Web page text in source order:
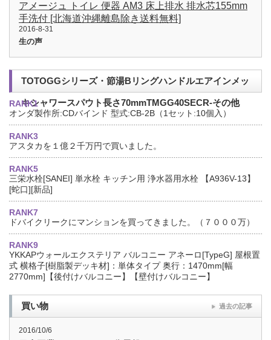
アメージュ トイレ 便器 AM3 床上排水 排水芯155mm
手洗付 [北海道沖縄離島除き送料無料]
2016-8-31
生の声
TOTOGGシリーズ・節湯Bリングハンドルエアインメッ
キシャワースパウト長さ70mmTMGG40SECR-その他
RANK1
オンダ製作所:CDバインド 型式:CB-2B（1セット:10個入）
RANK3
アスタカを１億２千万円で買いました。
RANK5
三栄水栓[SANEI] 単水栓 キッチン用 浄水器用水栓 【A936V-13】
[蛇口][新品]
RANK7
ドバイクリークにマンションを買ってきました。（７０００万）
RANK9
YKKAPウォールエクステリア バルコニー アネーロ[TypeG] 屋根置
式 横格子[樹脂製デッキ材]：単体タイプ 奥行：1470mm[幅
2770mm]【後付けバルコニー】【壁付けバルコニー】
買い物 過去の記事
2016/10/6